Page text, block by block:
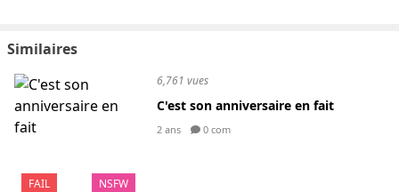
Similaires
FAIL NSFW
6,761 vues
C'est son anniversaire en fait
2 ans 0 com